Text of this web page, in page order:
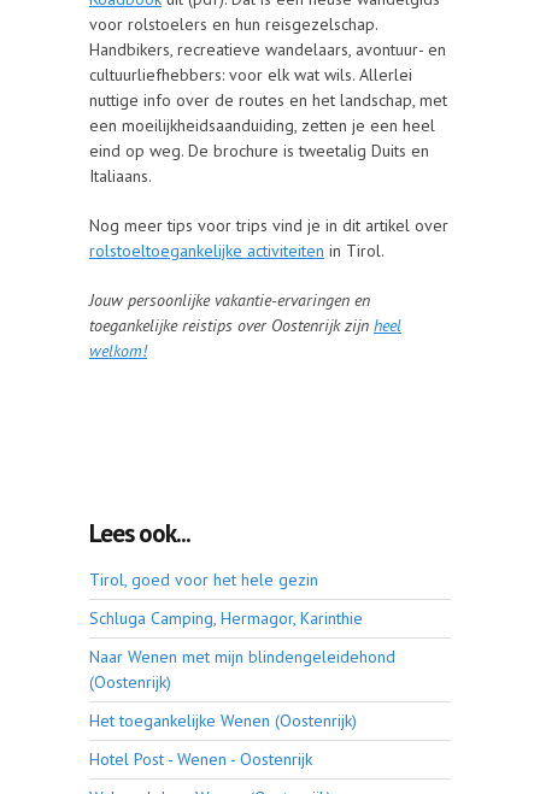
voor rolstoelers en hun reisgezelschap.
Handbikers, recreatieve wandelaars, avontuur- en
cultuurliefhebbers: voor elk wat wils. Allerlei
nuttige info over de routes en het landschap, met
een moeilijkheidsaanduiding, zetten je een heel
eind op weg. De brochure is tweetalig Duits en
Italiaans.
Nog meer tips voor trips vind je in dit artikel over
rolstoeltoegankelijke activiteiten in Tirol.
Jouw persoonlijke vakantie-ervaringen en
toegankelijke reistips over Oostenrijk zijn heel
welkom!
Lees ook...
Tirol, goed voor het hele gezin
Schluga Camping, Hermagor, Karinthie
Naar Wenen met mijn blindengeleidehond
(Oostenrijk)
Het toegankelijke Wenen (Oostenrijk)
Hotel Post - Wenen - Oostenrijk